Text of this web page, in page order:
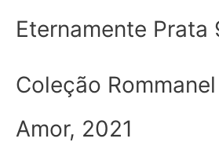
Eternamente Prata
Coleção
Amor, 2021